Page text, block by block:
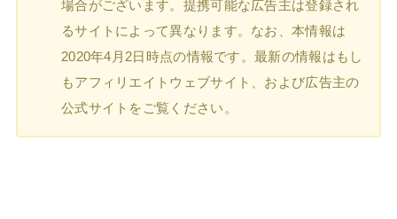
場合がございます。提携可能な広告主は登録され
るサイトによって異なります。なお、本情報は
2020年4月2日時点の情報です。最新の情報はもし
もアフィリエイトウェブサイト、および広告主の
公式サイトをご覧ください。